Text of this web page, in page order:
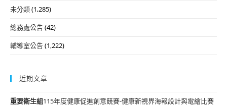
未分類(1,285)
總務處公告(42)
輔導室公告(1,222)
近期文章
重要衛生組115年度健康促進創意競賽-健康新視界海報設計與電繪比賽